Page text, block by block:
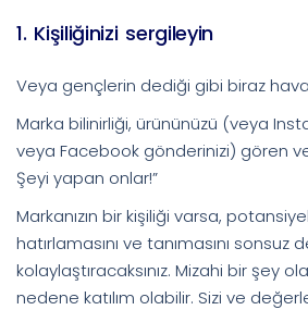
1. Kişiliğinizi sergileyin
Veya gençlerin dediği gibi biraz hava
Marka bilinirliği, ürününüzü (veya
veya Facebook gönderinizi) gören
Şeyi yapan onlar!”
Markanızın bir kişiliği varsa,
hatırlamasını ve tanımasını sonsuz
kolaylaştıracaksınız. Mizahi bir şey
nedene katılım olabilir. Sizi ve